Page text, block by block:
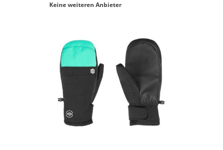
Keine weiteren Anbieter